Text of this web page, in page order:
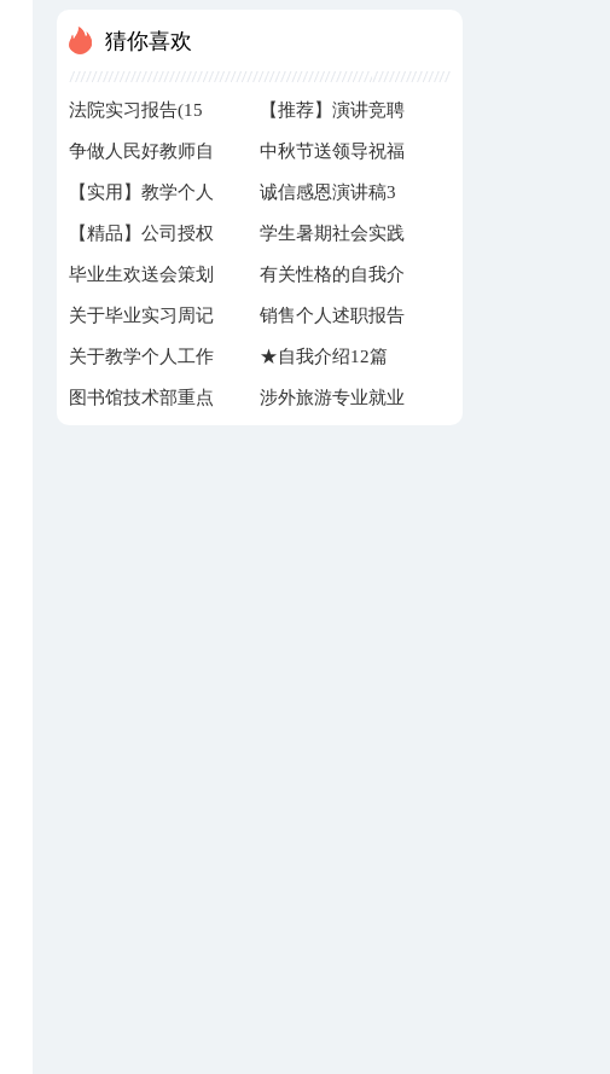
猜你喜欢
法院实习报告(15
篇)
【推荐】演讲竞聘
演讲稿汇编10篇
争做人民好教师自
查报告
中秋节送领导祝福
语15篇
【实用】教学个人
工作计划集锦7篇
诚信感恩演讲稿3
篇
【精品】公司授权
委托书模板锦集六
篇
学生暑期社会实践
策划书
毕业生欢送会策划
书
有关性格的自我介
绍范文集锦4篇
关于毕业实习周记
集合7篇
销售个人述职报告
15篇
关于教学个人工作
总结3篇
★自我介绍12篇
图书馆技术部重点 涉外旅游专业就业